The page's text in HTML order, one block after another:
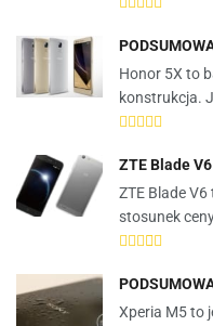
Honor 5X to
konstrukcja.
ZTE Blade V6
ZTE Blade
stosunek
Xperia M5 to